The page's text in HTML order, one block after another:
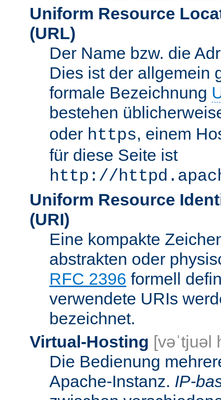
Uniform Resource
(URL)
Der Name bzw. die
Dies ist der allgemein
formale Bezeichnung
bestehen
oder https, einem
für diese Seite ist
http://
Uniform Resource
(URI)
Eine kompakte
abstrakten oder
RFC 2396 formell
verwendete URIs
bezeichnet.
Virtual-Hosting [vəˈtjuəl
Die Bedienung
Apache-Instanz. IP-